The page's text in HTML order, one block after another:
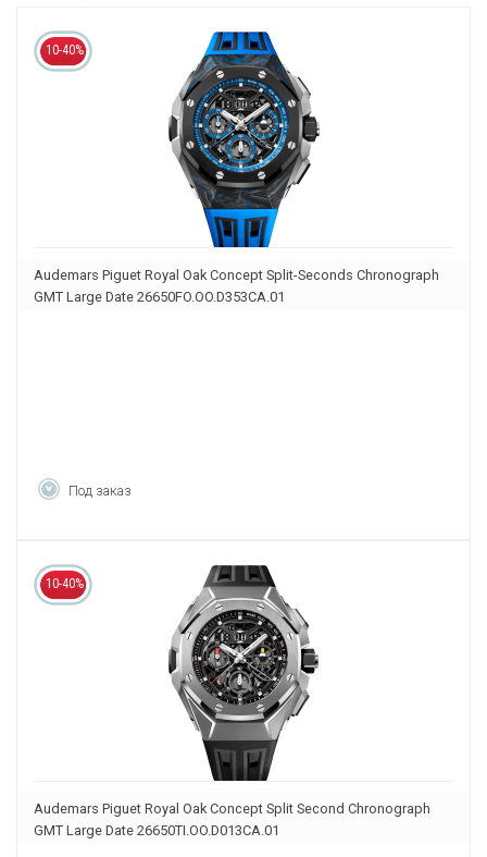
10-40%
Audemars Piguet Royal Oak Concept Split-Seconds Chronograph
GMT Large Date 26650FO.OO.D353CA.01
Под заказ
10-40%
Audemars Piguet Royal Oak Concept Split Second Chronograph
GMT Large Date 26650TI.OO.D013CA.01